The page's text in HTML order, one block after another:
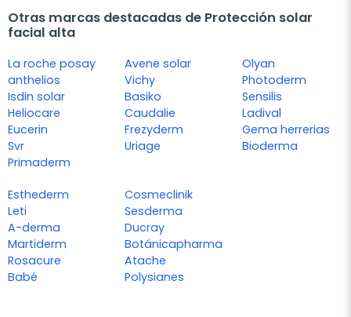
Otras marcas destacadas de Protección solar
facial alta
La roche posay
anthelios
Isdin solar
Heliocare
Eucerin
Svr
Primaderm
Avene solar
Vichy
Basiko
Caudalie
Frezyderm
Uriage
Olyan
Photoderm
Sensilis
Ladival
Gema herrerias
Bioderma
Esthederm
Leti
A-derma
Martiderm
Rosacure
Babé
Cosmeclinik
Sesderma
Ducray
Botánicapharma
Atache
Polysianes